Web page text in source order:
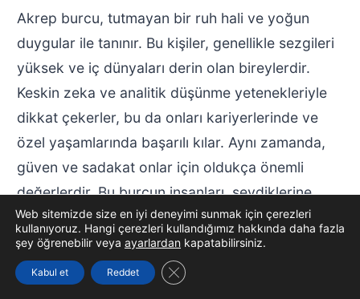
Akrep burcu, tutmayan bir ruh hali ve yoğun
duygular ile tanınır. Bu kişiler, genellikle sezgileri
yüksek ve iç dünyaları derin olan bireylerdir.
Keskin zeka ve analitik düşünme yetenekleriyle
dikkat çekerler, bu da onları kariyerlerinde ve
özel yaşamlarında başarılı kılar. Aynı zamanda,
güven ve sadakat onlar için oldukça önemli
değerlerdir. Bu burcun insanları, sevdiklerine
karşı son derece koruyucu ve sahiplenici
davranışlar sergiler.
Web sitemizde size en iyi deneyimi sunmak için çerezleri
kullanıyoruz. Hangi çerezleri kullandığımız hakkında daha fazla
şey öğrenebilir veya ayarlardan kapatabilirsiniz.
Kabul et Reddet GDPR çerez şeridini kapat